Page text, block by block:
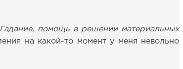
помощь в решении материальных
на какой-то момент у меня невольно